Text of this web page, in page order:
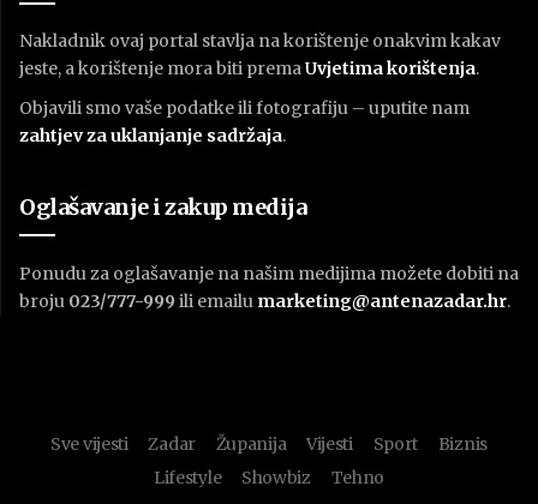
Nakladnik ovaj portal stavlja na korištenje onakvim kakav
jeste, a korištenje mora biti premaUvjetima korištenja.
Objavili smo vaše podatke ili fotografiju – uputite nam
zahtjev za uklanjanje sadržaja.
Oglašavanje i zakup medija
Ponudu za oglašavanje na našim medijima možete dobiti na
broju 023/777-999 ili emailu marketing@antenazadar.hr.
Sve vijesti Zadar Županija Vijesti Sport
Biznis
Lifestyle
Showbiz Tehno